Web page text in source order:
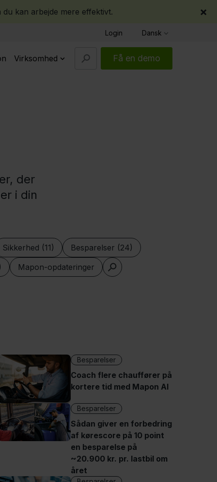
kan arbejde mere effektivt. ×
Login Dansk
Virksomhed Få en demo
der
i din
Sikkerhed (11)
Besparelser (24)
Mapon-opdateringer
Besparelser
Coach flere chauffører på
kortere tid med Mapon AI
Besparelser
Sådan giver en forbedring
af kørescore på 10 point
en besparelse på
~20.900 kr. pr. lastbil om
året